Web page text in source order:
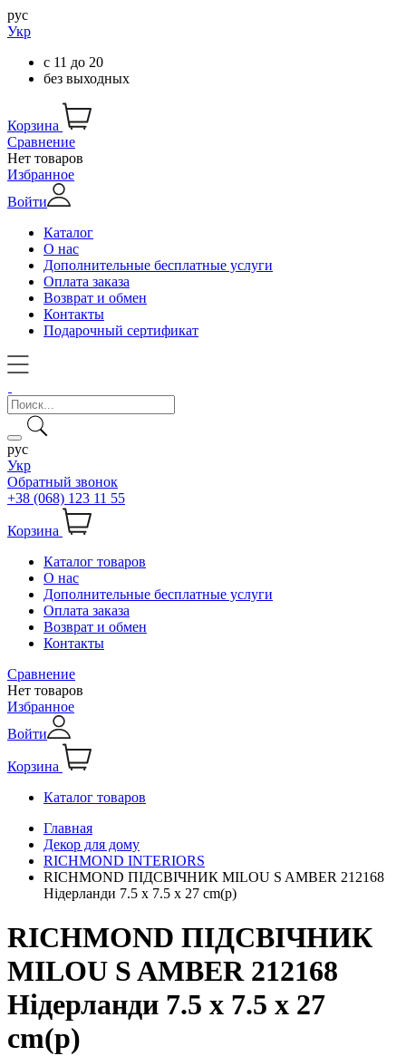
рус
Укр
с 11 до 20
без выходных
Корзина
Сравнение
Нет товаров
Избранное
Войти
Каталог
О нас
Дополнительные бесплатные услуги
Оплата заказа
Возврат и обмен
Контакты
Подарочный сертификат
рус
Укр
Обратный звонок
+38 (068) 123 11 55
Корзина
Каталог товаров
О нас
Дополнительные бесплатные услуги
Оплата заказа
Возврат и обмен
Контакты
Сравнение
Нет товаров
Избранное
Войти
Корзина
Каталог товаров
Главная
Декор для дому
RICHMOND INTERIORS
RICHMOND ПІДСВІЧНИК MILOU S AMBER 212168
Нідерланди 7.5 x 7.5 x 27 cm(р)
RICHMOND ПІДСВІЧНИК
MILOU S AMBER 212168
Нідерланди 7.5 x 7.5 x 27
cm(р)